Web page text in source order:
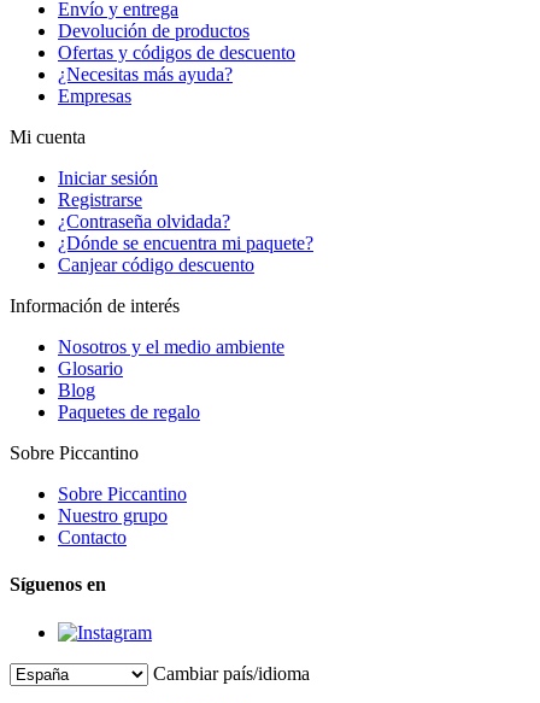
Envío y entrega
Devolución de productos
Ofertas y códigos de descuento
¿Necesitas más ayuda?
Empresas
Mi cuenta
Iniciar sesión
Registrarse
¿Contraseña olvidada?
¿Dónde se encuentra mi paquete?
Canjear código descuento
Información de interés
Nosotros y el medio ambiente
Glosario
Blog
Paquetes de regalo
Sobre Piccantino
Sobre Piccantino
Nuestro grupo
Contacto
Síguenos en
Cambiar país/idioma